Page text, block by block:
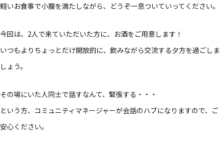
軽いお食事で小腹を満たしながら、どうぞ一息ついていってください。
今回は、2人で来ていただいた方に、お酒をご用意します！
いつもよりちょっとだけ開放的に、飲みながら交流する夕方を過ごしま
しょう。
その場にいた人同士で話すなんて、緊張する・・・
という方、コミュニティマネージャーが会話のハブになりますので、ご
安心ください。